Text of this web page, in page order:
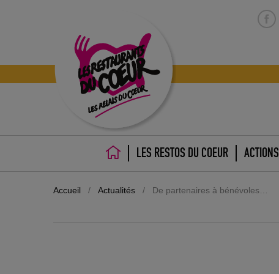
ACCUEILLES RESTOS DU COEUR ACTIONS
Accueil / Actualités / De partenaires à bénévoles…